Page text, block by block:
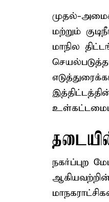
முதல்-
மற்றும்
மாநில
நகர்ப்புற